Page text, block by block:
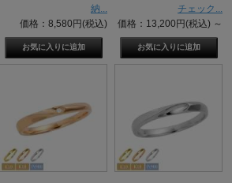
納...
価格：8,580円(税込)
チェック...
価格：13,200円(税込) ～